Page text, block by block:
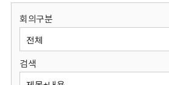
원
회의구분
검색